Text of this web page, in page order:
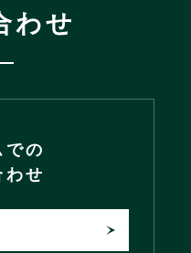
わせ
での
わせ